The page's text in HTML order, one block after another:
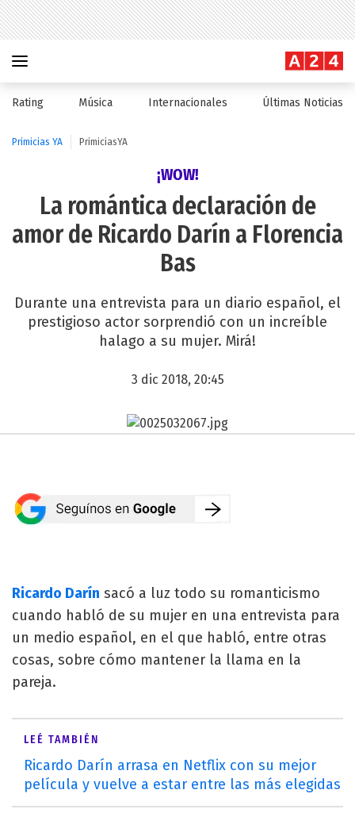
Rating Música Internacionales Últimas Noticias
Primicias YA PrimiciasYA
¡WOW!
La romántica declaración de
amor de Ricardo Darín a Florencia
Bas
Durante una entrevista para un diario español, el
prestigioso actor sorprendió con un increíble
halago a su mujer. Mirá!
3 dic 2018, 20:45
Ricardo Darín sacó a luz todo su romanticismo
cuando habló de su mujer en una entrevista para
un medio español, en el que habló, entre otras
cosas, sobre cómo mantener la llama en la
pareja.
LEÉ TAMBIÉN
Ricardo Darín arrasa en Netflix con su mejor
película y vuelve a estar entre las más elegidas